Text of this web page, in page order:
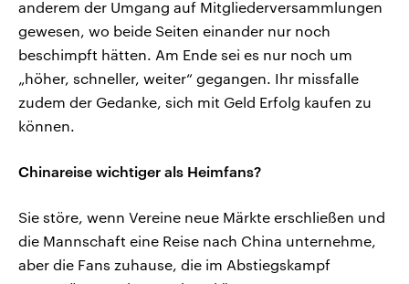
anderem der Umgang auf Mitgliederversammlungen
gewesen, wo beide Seiten einander nur noch
beschimpft hätten. Am Ende sei es nur noch um
„höher, schneller, weiter“ gegangen. Ihr missfalle
zudem der Gedanke, sich mit Geld Erfolg kaufen zu
können.
Chinareise wichtiger als Heimfans?
Sie störe, wenn Vereine neue Märkte erschließen und
die Mannschaft eine Reise nach China unternehme,
aber die Fans zuhause, die im Abstiegskampf